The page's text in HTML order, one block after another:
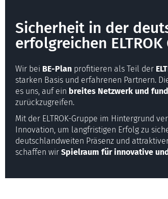
Sicherheit in der
erfolgreichen
Wir bei BE-Plan profitieren als Teil der
starken Basis und erfahrenen Partnern.
es uns, auf ein breites Netzwerk und
zurückzugreifen.
Mit der ELTROK-Gruppe im Hintergrund
Innovation, um langfristigen Erfolg zu
deutschlandweiten Präsenz und
schaffen wir Spielraum für innovative